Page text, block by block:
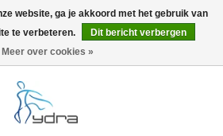
0 Artikelen - €0,00
website, ga je akkoord met het gebruik van
te verbeteren.
Dit bericht verbergen
Meer over cookies »